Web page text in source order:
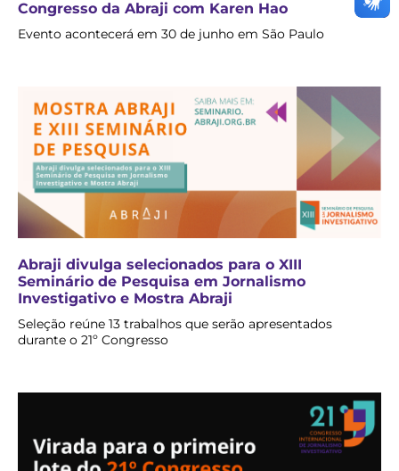
Congresso da Abraji com Karen Hao
Evento acontecerá em 30 de junho em São Paulo
Abraji divulga selecionados para o XIII
Seminário de Pesquisa em Jornalismo
Investigativo e Mostra Abraji
Seleção reúne 13 trabalhos que serão apresentados
durante o 21º Congresso